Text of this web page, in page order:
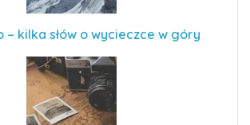
– kilka słów o wycieczce w góry